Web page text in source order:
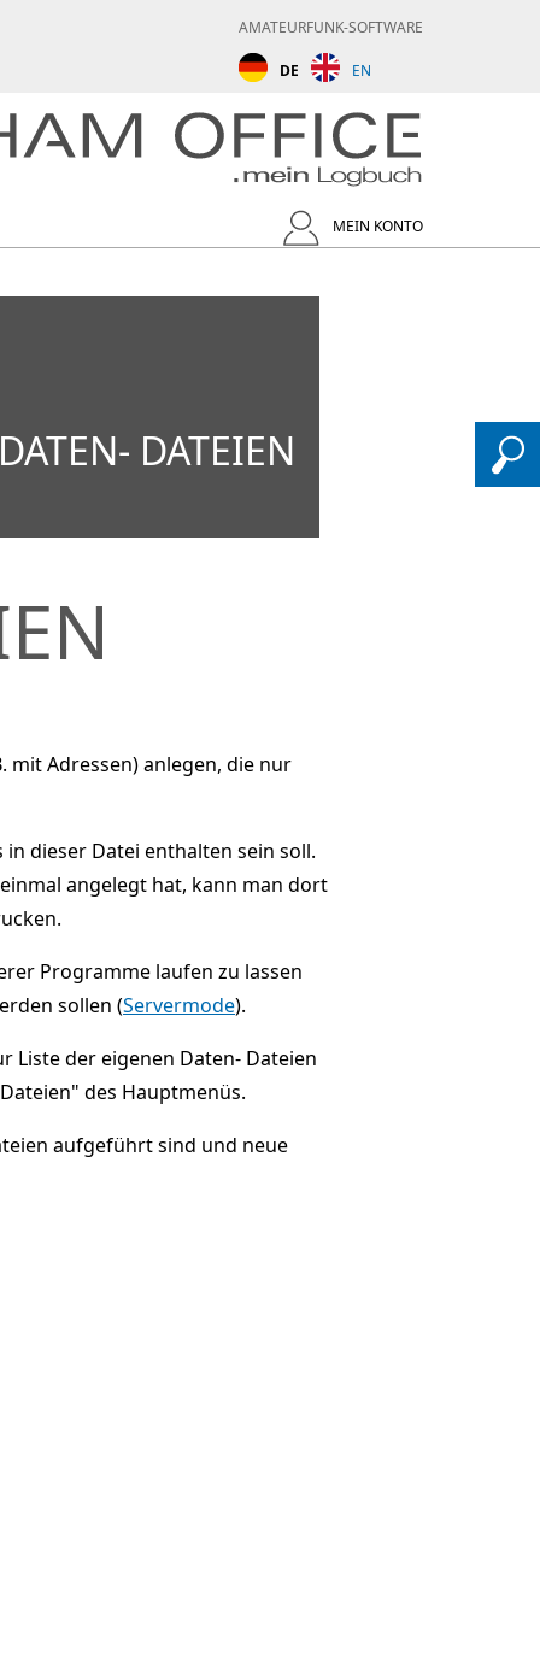
AMATEURFUNK-SOFTWARE
DE EN
MEIN KONTO
DATEIEN
Adressen) anlegen, die nur
dieser Datei enthalten sein soll.
angelegt hat, kann man dort
Programme laufen zu lassen
sollen (Servermode).
Liste der eigenen Daten- Dateien
des Hauptmenüs.
aufgeführt sind und neue